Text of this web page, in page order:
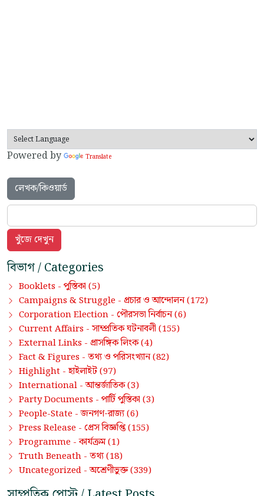
Powered by Translate
লেখক/কিওয়ার্ড
বিভাগ / Categories
Booklets - পুস্তিকা (5)
Campaigns & Struggle - প্রচার ও আন্দোলন(172)
Corporation Election - পৌরসভা নির্বাচন(6)
Current Affairs - সাম্প্রতিক ঘটনাবলী (155)
External Links - প্রাসঙ্গিক লিংক(4)
Fact & Figures - তথ্য ও পরিসংখ্যান(82)
Highlight -হাইলাইট(97)
International -আন্তর্জাতিক(3)
Party Documents - পার্টি পুস্তিকা (3)
People-State -জনগণ-রাজ্য(6)
Press Release - প্রেস বিজ্ঞপ্তি(155)
Programme -কার্যক্রম(1)
Truth Beneath - তথ্য(18)
Uncategorized -অশ্রেণীভুক্ত(339)